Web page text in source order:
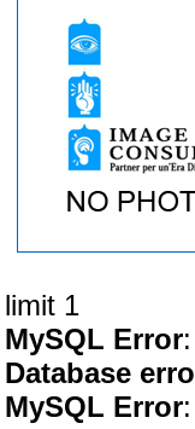
limit 1
MySQL Error
Database
MySQL Error